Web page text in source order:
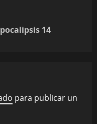
14
para publicar un